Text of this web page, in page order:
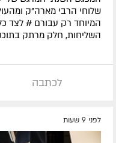
שלוחי הרבי מארה"ק
המיוחד רק עבורם # לצד
השליחות, חלק מרתק
לכתבה
לפני 9 שעות